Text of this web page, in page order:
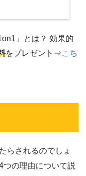
」とは？ 効果的
をプレゼント⇒こち
らされるのでしょ
つの理由について説